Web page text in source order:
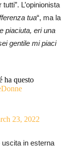
L’opinionista
tua“, ma la
piaciuta, eri una
gentile mi piaci
ha questo
23, 2022
in esterna